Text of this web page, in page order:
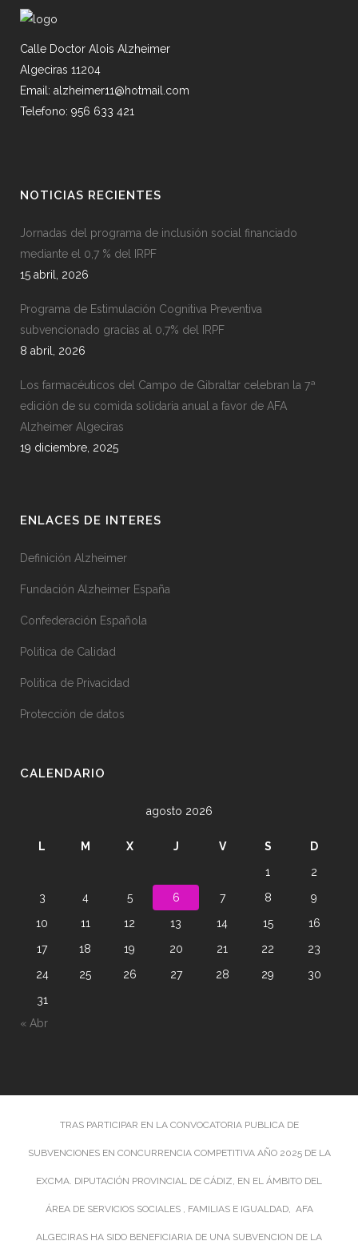
Calle Doctor Alois Alzheimer
Algeciras 11204
Email: alzheimer11@hotmail.com
Telefono: 956 633 421
NOTICIAS RECIENTES
Jornadas del programa de inclusión social financiado
mediante el 0,7 % del IRPF
15 abril, 2026
Programa de Estimulación Cognitiva Preventiva
subvencionado gracias al 0,7% del IRPF
8 abril, 2026
Los farmacéuticos del Campo de Gibraltar celebran la 7ª
edición de su comida solidaria anual a favor de AFA
Alzheimer Algeciras
19 diciembre, 2025
ENLACES DE INTERES
Definición Alzheimer
Fundación Alzheimer España
Confederación Española
Politica de Calidad
Politica de Privacidad
Protección de datos
CALENDARIO
agosto 2026
L M X J V S
D
1
2
3
4 5 6 7 8
9
10
11 12 13 14 15
16
17
18 19 20 21 22
23
24
25 26 27 28 29
30
31
« Abr
TRAS PARTICIPAR EN LA CONVOCATORIA PUBLICA DE
SUBVENCIONES EN CONCURRENCIA COMPETITIVA AÑO 2025 DE LA
EXCMA. DIPUTACIÓN PROVINCIAL DE CÁDIZ, EN EL ÁMBITO DEL
ÁREA DE SERVICIOS SOCIALES , FAMILIAS E IGUALDAD, AFA
ALGECIRAS HA SIDO BENEFICIARIA DE UNA SUBVENCION DE LA